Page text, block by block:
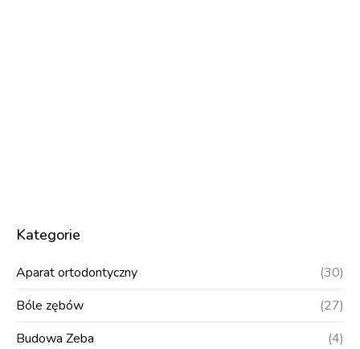
Kategorie
Aparat ortodontyczny
(30)
Bóle zębów
(27)
Budowa Zeba
(4)